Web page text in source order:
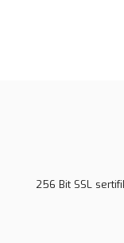
256 Bit SSL